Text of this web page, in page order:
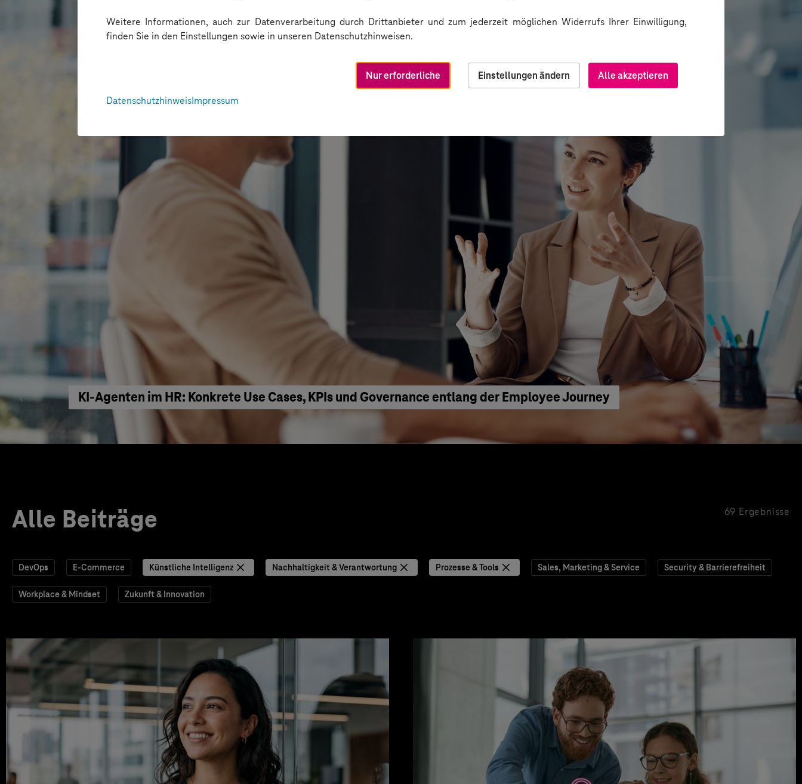
Weitere Informationen, auch zur Datenverarbeitung durch Drittanbieter und zum jederzeit möglichen Widerrufs Ihrer Einwilligung,
finden Sie in den Einstellungen sowie in unseren Datenschutzhinweisen.
Alle akzeptieren
Nur erforderliche
Einstellungen ändern
DatenschutzhinweisImpressum
KI‑Agenten im HR: Konkrete Use Cases, KPIs und Governance entlang der Employee Journey
Alle Beiträge 69 Ergebnisse
DevOps E-Commerce Künstliche Intelligenz Nachhaltigkeit & Verantwortung Prozesse & Tools Sales, Marketing & Service Security & Barrierefreiheit
Workplace & Mindset Zukunft & Innovation